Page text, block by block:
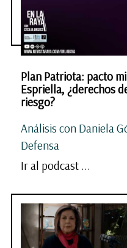
Plan Patriota: pacto
Espriella, ¿derechos
riesgo?
Análisis con Daniela
Defensa
Ir al podcast ...